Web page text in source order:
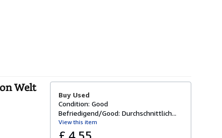
Welt
Buy Used
Condition: Good
Befriedigend/Good: Durchschnittlich...
View this item